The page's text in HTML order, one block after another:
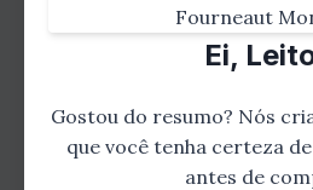
técnicas mais comuns
Ei,
Gostou do resumo? Nós
que você tenha certeza
antes de